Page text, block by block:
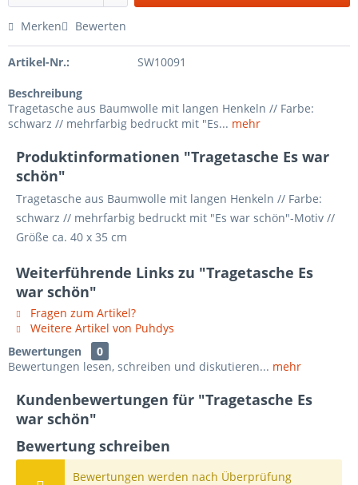
Merken Bewerten
Artikel-Nr.: SW10091
Beschreibung
Tragetasche aus Baumwolle mit langen Henkeln // Farbe:
schwarz // mehrfarbig bedruckt mit "Es... mehr
Produktinformationen "Tragetasche Es war
schön"
Tragetasche aus Baumwolle mit langen Henkeln // Farbe:
schwarz // mehrfarbig bedruckt mit "Es war schön"-Motiv //
Größe ca. 40 x 35 cm
Weiterführende Links zu "Tragetasche Es
war schön"
Fragen zum Artikel?
Weitere Artikel von Puhdys
Bewertungen
0
Bewertungen lesen, schreiben und diskutieren... mehr
Kundenbewertungen für "Tragetasche Es
war schön"
Bewertung schreiben
Bewertungen werden nach Überprüfung